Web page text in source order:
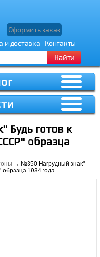
и доставка Контакты
Найти
Оформить заказ
Будь готов к
образца
→ №350 Нагрудный знак"
образца 1934 года.